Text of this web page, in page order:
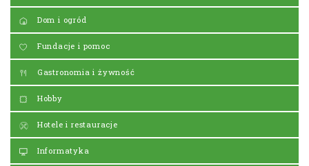
Dom i ogród
Fundacje i pomoc
Gastronomia i żywność
Hobby
Hotele i restauracje
Informatyka